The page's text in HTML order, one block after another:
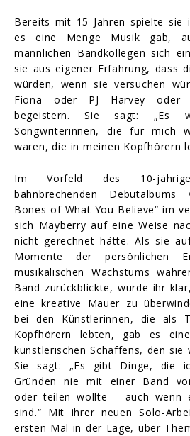
Bereits mit 15 Jahren spielte sie
es eine Menge Musik gab,
männlichen Bandkollegen sich
sie aus eigener Erfahrung, dass
würden, wenn sie versuchen
Fiona oder PJ Harvey oder
begeistern. Sie sagt: „Es
Songwriterinnen, die für mich
waren, die in meinen Kopfhörern
Im Vorfeld des 10-
bahnbrechenden
Bones of What You Believe“ im
sich Mayberry auf eine Weise
nicht gerechnet hätte. Als sie
Momente der persönlichen
musikalischen Wachstums
Band zurückblickte, wurde ihr
eine kreative Mauer zu
bei den Künstlerinnen, die als
Kopfhörern lebten, gab es
künstlerischen Schaffens, den sie
Sie sagt: „Es gibt Dinge, die
Gründen nie mit einer Band
oder teilen wollte – auch wenn
sind.“ Mit ihrer neuen Solo-
ersten Mal in der Lage, über